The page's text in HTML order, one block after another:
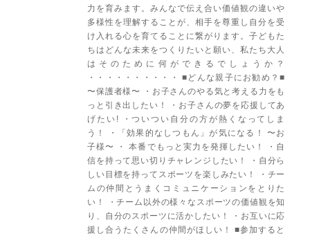
力を育みます。みんなで伝え合い価値観の違いや
多様性を理解することが、相手を尊重し自分を受
け入れる心を育てることに繋がります。子どもた
ちはどんな未来をつくりたいと願い、私たち大人
はそのために何ができるでしょうか？
・・・・・・・・・・ ■どんな親子にお勧め？■
〜保護者様〜 ・お子さんのやる気と考える力をも
っと引き出したい！ ・お子さんの夢を応援してあ
げたい! ・ついつい自分の方が熱くなってしま
う！ ・「効果的なしつもん」が気になる！ 〜お
子様〜 ・ 本番でもっと実力を発揮したい！ ・自
信を持って思い切りチャレンジしたい！ ・自分ら
しい目標を持ってスポーツを楽しみたい！ ・チー
ムの仲間とうまくコミュニケーションをとりた
い！ ・チーム以外の様々なスポーツの価値観を知
り、自分のスポーツに活かしたい！ ・お互いに応
援し合うたくさんの仲間がほしい！ ■参加すると